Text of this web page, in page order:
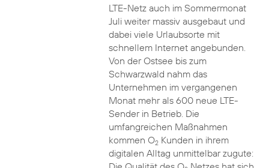
LTE-Netz auch im Sommermonat
Juli weiter massiv ausgebaut und
dabei viele Urlaubsorte mit
schnellem Internet angebunden.
Von der Ostsee bis zum
Schwarzwald nahm das
Unternehmen im vergangenen
Monat mehr als 600 neue LTE-
Sender in Betrieb. Die
umfangreichen Maßnahmen
kommen O2Kunden in ihrem
digitalen Alltag unmittelbar zugute: